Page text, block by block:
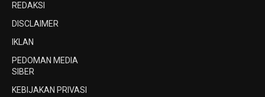
REDAKSI
DISCLAIMER
IKLAN
PEDOMAN MEDIA
SIBER
KEBIJAKAN PRIVASI